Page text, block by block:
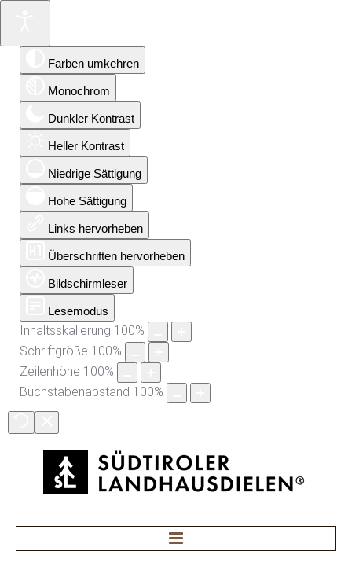
Farben umkehren
Monochrom
Dunkler Kontrast
Heller Kontrast
Niedrige Sättigung
Hohe Sättigung
Links hervorheben
Überschriften hervorheben
Bildschirmleser
Lesemodus
Inhaltsskalierung 100%
Schriftgröße 100%
Zeilenhöhe 100%
Buchstabenabstand 100%